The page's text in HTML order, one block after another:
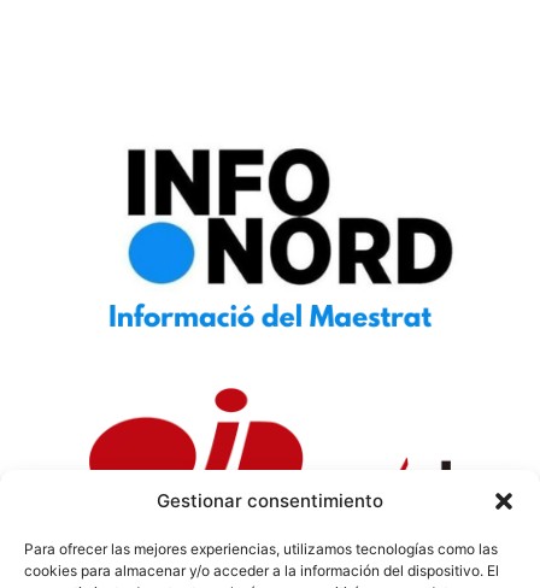
Gestionar consentimiento
Para ofrecer las mejores experiencias, utilizamos tecnologías como las
cookies para almacenar y/o acceder a la información del dispositivo. El
Política de Privacidad| Política de Cookies|Aviso